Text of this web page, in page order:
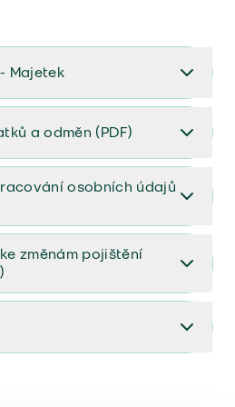
Majetek
2023
a odměn (PDF)
(PDF)
osobních údajů
osobních údajů (PDF)
změnám pojištění
pojištění (aktualizovaný)